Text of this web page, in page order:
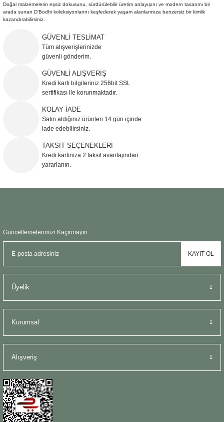
Doğal malzemelerin eşsiz dokusunu, sürdürülebilir üretim anlayışını ve modern tasarımı bir
arada sunan D'Bodhi koleksiyonlarını keşfederek yaşam alanlarınıza benzersiz bir kimlik
kazandırabilirsiniz.
GÜVENLİ TESLİMAT
Tüm alışverişlerinizde
güvenli gönderim.
GÜVENLİ ALIŞVERİŞ
Kredi kartı bilgileriniz 256bit SSL
sertifikası ile korunmaktadır.
KOLAY İADE
Satın aldığınız ürünleri 14 gün içinde
iade edebilirsiniz.
TAKSİT SEÇENEKLERİ
Kredi kartınıza 2 taksit avantajından
yararlanın.
Güncellemelerimizi Kaçırmayın
KAYIT OL
Üyelik
Kurumsal
Alışveriş